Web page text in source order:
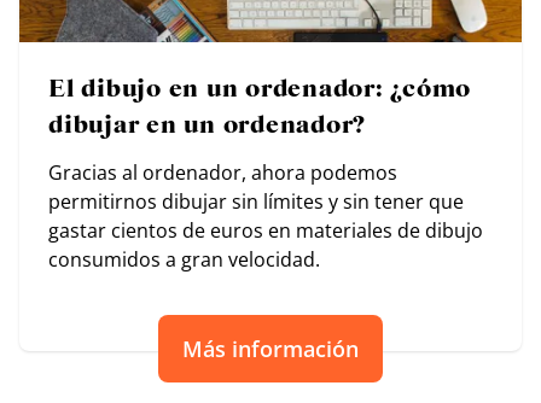
El dibujo en un ordenador: ¿cómo
dibujar en un ordenador?
Gracias al ordenador, ahora podemos
permitirnos dibujar sin límites y sin tener que
gastar cientos de euros en materiales de dibujo
consumidos a gran velocidad.
Más información